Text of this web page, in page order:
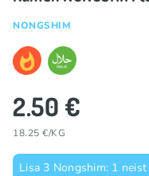
NONGSHIM
2.50 €
18.25 €/KG
Lisa 3 Nongshim: 1